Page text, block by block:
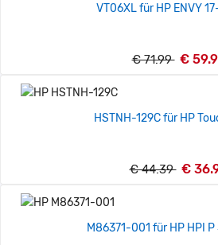
VT06XL für HP ENVY
€ 71.99 €
HSTNH-129C für HP
€ 44.39 €
M86371-001 für HP HPI P